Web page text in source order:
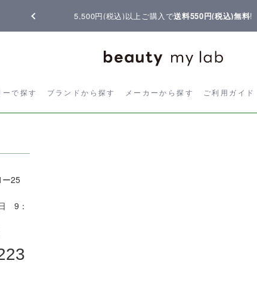
5,500円(税込)以上ご購入で送料550円(税込)無料!
で探す ブランドから探す メーカーから探す ご利用ガイド
リーから探す ブランドから探す メーカーから探す ご利用ガ
25
9：